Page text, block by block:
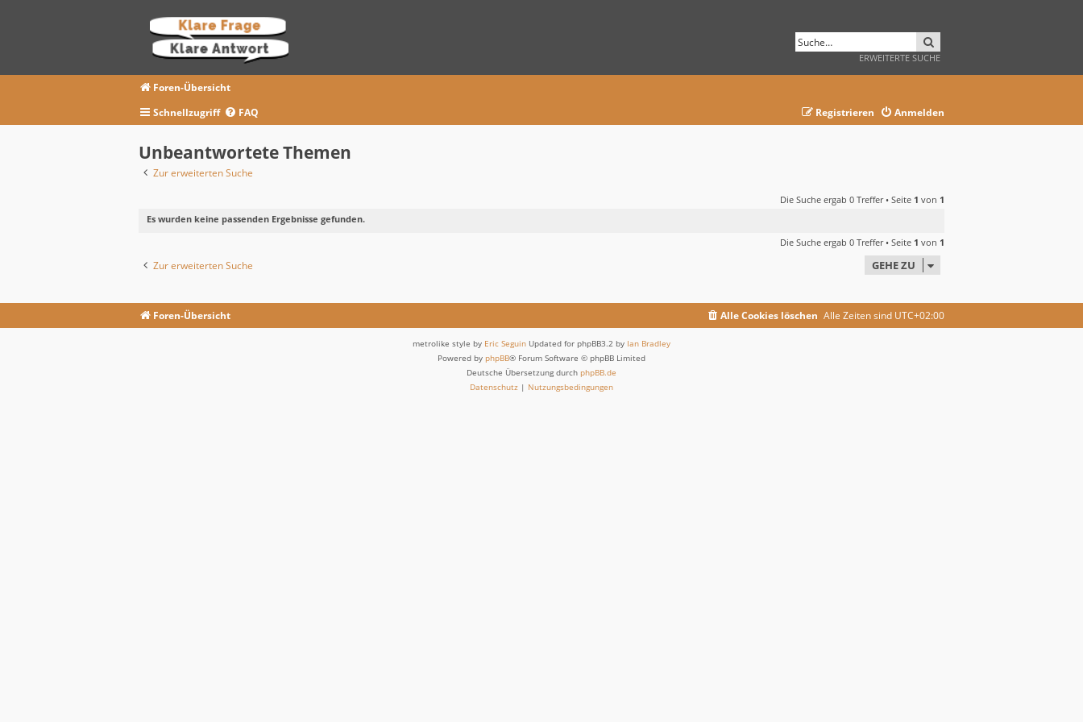
ERWEITERTE SUCHE
Foren-Übersicht
Schnellzugriff
FAQ Anmelden
Registrieren
Unbeantwortete Themen
Zur erweiterten Suche
Die Suche ergab 0 Treffer • Seite 1 von 1
Es wurden keine passenden Ergebnisse gefunden.
Die Suche ergab 0 Treffer • Seite 1 von 1
Zur erweiterten Suche GEHE ZU
Foren-Übersicht Alle Zeiten sind UTC+02:00
Alle Cookies löschen
metrolike style by Eric Seguin Updated for phpBB3.2 by Ian Bradley
Powered by phpBB® Forum Software © phpBB Limited
Deutsche Übersetzung durch phpBB.de
Datenschutz | Nutzungsbedingungen